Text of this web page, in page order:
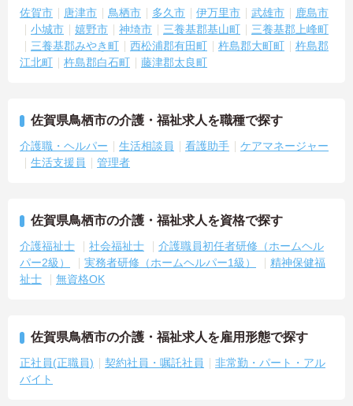
佐賀市 唐津市 鳥栖市 多久市 伊万里市 武雄市
鹿島市
小城市
嬉野市 神埼市 三養基郡基山町
三養基郡上峰町
三養基郡みやき町
西松浦郡有田町 杵島郡大町町
杵島郡
江北町
杵島郡白石町 藤津郡太良町
佐賀県鳥栖市の介護・福祉求人を職種で探す
介護職・ヘルパー 生活相談員 看護助手
ケアマネージャー
生活支援員
管理者
佐賀県鳥栖市の介護・福祉求人を資格で探す
介護福祉士 社会福祉士
介護職員初任者研修（ホームヘル
パー2級）
実務者研修（ホームヘルパー1級）
精神保健福
祉士
無資格OK
佐賀県鳥栖市の介護・福祉求人を雇用形態で探す
正社員(正職員) 契約社員・嘱託社員
非常勤・パート・アル
バイト